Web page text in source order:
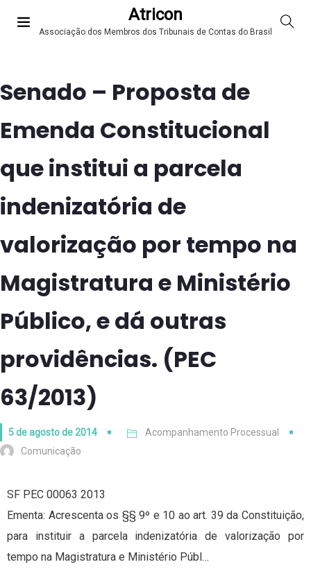
Atricon
Associação dos Membros dos Tribunais de Contas do Brasil
Senado – Proposta de
Emenda Constitucional
que institui a parcela
indenizatória de
valorização por tempo na
Magistratura e Ministério
Público, e dá outras
providências. (PEC
63/2013)
5 de agosto de 2014
Acompanhamento Processual
Comunicação
SF PEC 00063 2013
Ementa: Acrescenta os §§ 9º e 10 ao art. 39 da Constituição,
para instituir a parcela indenizatória de valorização por
tempo na Magistratura e Ministério Públ…